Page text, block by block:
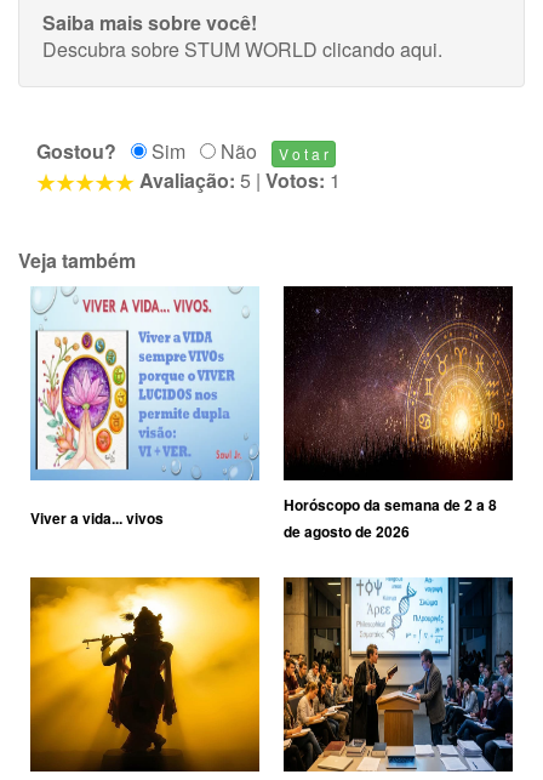
Saiba mais sobre você!
Descubra sobre STUM WORLD clicando aqui.
Gostou? Sim
Não
Avaliação: 5 | Votos: 1
Veja também
Viver a vida... vivos
Horóscopo da semana de 2 a 8
de agosto de 2026